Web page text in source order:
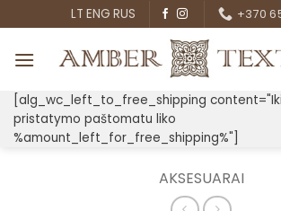
to
content
LT ENG RUS +370
[alg_wc_left_to_free_shipping
pristatymo paštomatu liko
%amount_left_for_free_shipping%"]
AKSESUARAI